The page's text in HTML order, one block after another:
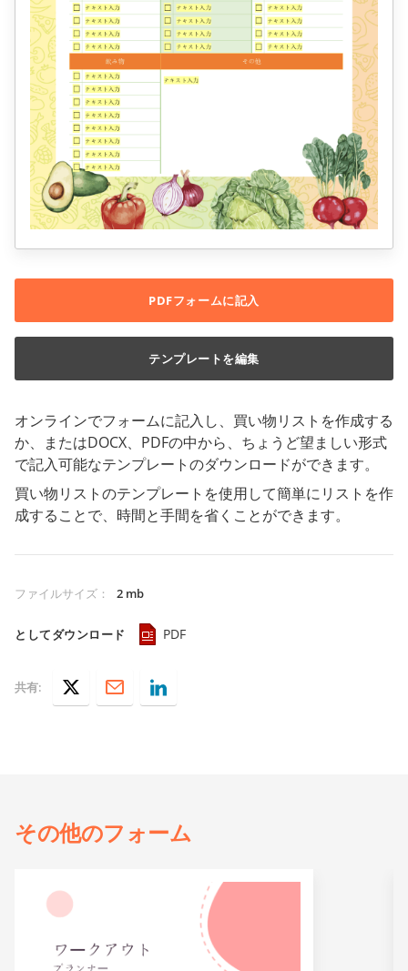
オンラインでフォームに記入し、買い物リストを作成する
か、またはDOCX、PDFの中から、ちょうど望ましい形式
で記入可能なテンプレートのダウンロードができます。
買い物リストのテンプレートを使用して簡単にリストを作
成することで、時間と手間を省くことができます。
ファイルサイズ ： 2 mb
としてダウンロード PDF
PDFフォームに記入
テンプレートを編集
共有:
その他のフォーム